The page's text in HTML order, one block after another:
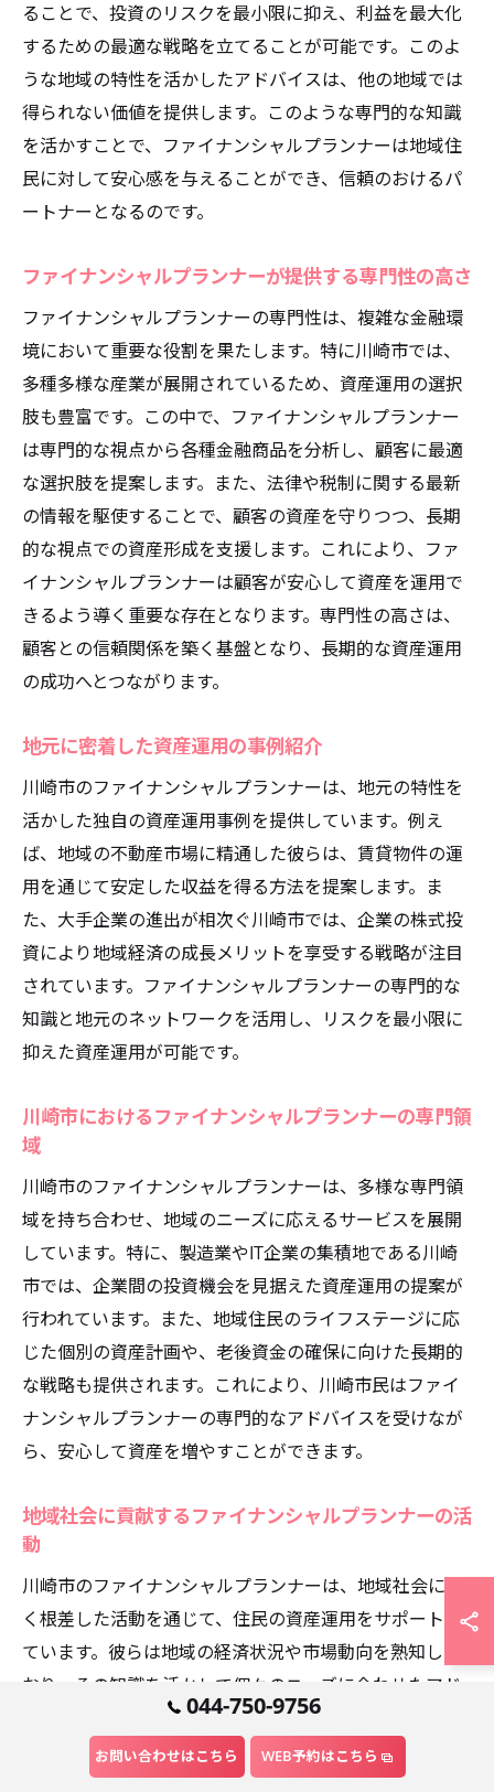
ることで、投資のリスクを最小限に抑え、利益を最大化
するための最適な戦略を立てることが可能です。このよ
うな地域の特性を活かしたアドバイスは、他の地域では
得られない価値を提供します。このような専門的な知識
を活かすことで、ファイナンシャルプランナーは地域住
民に対して安心感を与えることができ、信頼のおけるパ
ートナーとなるのです。
ファイナンシャルプランナーが提供する専門性の高さ
ファイナンシャルプランナーの専門性は、複雑な金融環
境において重要な役割を果たします。特に川崎市では、
多種多様な産業が展開されているため、資産運用の選択
肢も豊富です。この中で、ファイナンシャルプランナー
は専門的な視点から各種金融商品を分析し、顧客に最適
な選択肢を提案します。また、法律や税制に関する最新
の情報を駆使することで、顧客の資産を守りつつ、長期
的な視点での資産形成を支援します。これにより、ファ
イナンシャルプランナーは顧客が安心して資産を運用で
きるよう導く重要な存在となります。専門性の高さは、
顧客との信頼関係を築く基盤となり、長期的な資産運用
の成功へとつながります。
地元に密着した資産運用の事例紹介
川崎市のファイナンシャルプランナーは、地元の特性を
活かした独自の資産運用事例を提供しています。例え
ば、地域の不動産市場に精通した彼らは、賃貸物件の運
用を通じて安定した収益を得る方法を提案します。ま
た、大手企業の進出が相次ぐ川崎市では、企業の株式投
資により地域経済の成長メリットを享受する戦略が注目
されています。ファイナンシャルプランナーの専門的な
知識と地元のネットワークを活用し、リスクを最小限に
抑えた資産運用が可能です。
川崎市におけるファイナンシャルプランナーの専門領
域
川崎市のファイナンシャルプランナーは、多様な専門領
域を持ち合わせ、地域のニーズに応えるサービスを展開
しています。特に、製造業やIT企業の集積地である川崎
市では、企業間の投資機会を見据えた資産運用の提案が
行われています。また、地域住民のライフステージに応
じた個別の資産計画や、老後資金の確保に向けた長期的
な戦略も提供されます。これにより、川崎市民はファイ
ナンシャルプランナーの専門的なアドバイスを受けなが
ら、安心して資産を増やすことができます。
地域社会に貢献するファイナンシャルプランナーの活
動
川崎市のファイナンシャルプランナーは、地域社会に深
く根差した活動を通じて、住民の資産運用をサポートし
ています。彼らは地域の経済状況や市場動向を熟知して
おり、その知識を活かして個々のニーズに合わせたアド
バイスを提供しています。具体的には、地元企業との連
携を図り、地域経済の活性化にも貢献しています。各種
セミナーや相談会を開催し、資産運用の重要性を広く伝
044-750-9756
お問い合わせはこちら WEB予約はこちら